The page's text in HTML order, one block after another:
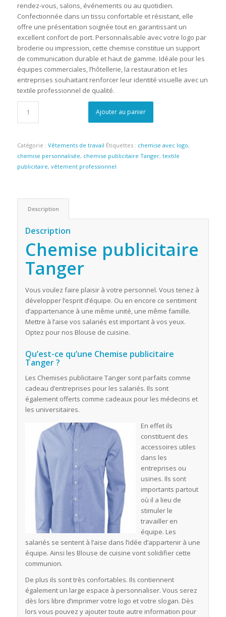
rendez-vous, salons, événements ou au quotidien.
Confectionnée dans un tissu confortable et résistant, elle
offre une présentation soignée tout en garantissant un
excellent confort de port. Personnalisable avec votre logo par
broderie ou impression, cette chemise constitue un support
de communication durable et haut de gamme. Idéale pour les
équipes commerciales, l’hôtellerie, la restauration et les
entreprises souhaitant renforcer leur identité visuelle avec un
textile professionnel de qualité.
Ajouter au panier
Catégorie : Vêtements de travail Étiquettes : chemise avec logo,
chemise personnalisée, chemise publicitaire Tanger, textile
publicitaire, vêtement professionnel
Description
Description
Chemise publicitaire
Tanger
Vous voulez faire plaisir à votre personnel. Vous tenez à
développer l’esprit d’équipe. Ou en encore ce sentiment
d’appartenance à une même unité, une même famille.
Mettre à l’aise vos salariés est important à vos yeux.
Optez pour nos Blouse de cuisine.
Qu’est-ce qu’une Chemise publicitaire
Tanger ?
Les Chemises publicitaire Tanger sont parfaits comme
cadeau d’entreprises pour les salariés. Ils sont
également offerts comme cadeaux pour les médecins et
les universitaires.
En effet ils
constituent des
accessoires utiles
dans les
entreprises ou
usines. Ils sont
importants partout
où il a lieu de
stimuler le
travailler en
équipe. Les
salariés se sentent à l’aise dans l’idée d’appartenir à une
équipe. Ainsi les Blouse de cuisine vont solidifier cette
communion.
De plus ils sont très confortables. Ils contiennent
également un large espace à personnaliser. Vous serez
dès lors libre d’imprimer votre logo et votre slogan. Dès
lors vous pouvez y ajouter toute autre information pour